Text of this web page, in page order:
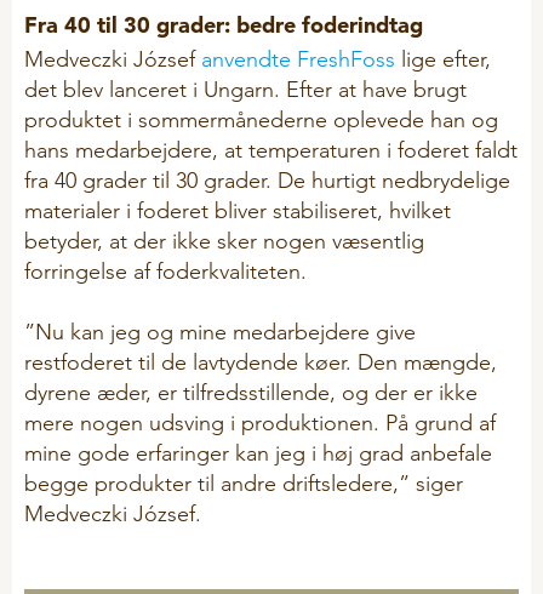
Mælkeerstatning
Mærkning
Problemløsere
Sliksten og baljer
Til økologer
Vitaminer og mineraler
LEADING PRODUCTS
FreshFoss
HooFoss
PeckStone
Stalosan
Fra 40 til 30 grader: bedre foderindtag
Medveczki József anvendte FreshFoss lige efter,
det blev lanceret i Ungarn. Efter at have brugt
produktet i sommermånederne oplevede han og
hans medarbejdere, at temperaturen i foderet faldt
fra 40 grader til 30 grader. De hurtigt nedbrydelige
materialer i foderet bliver stabiliseret, hvilket
betyder, at der ikke sker nogen væsentlig
forringelse af foderkvaliteten.
”Nu kan jeg og mine medarbejdere give
restfoderet til de lavtydende køer. Den mængde,
dyrene æder, er tilfredsstillende, og der er ikke
mere nogen udsving i produktionen. På grund af
mine gode erfaringer kan jeg i høj grad anbefale
begge produkter til andre driftsledere,” siger
Medveczki József.